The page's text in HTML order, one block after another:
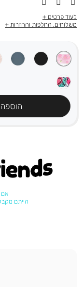
לעוד פרטים
משלוחים, החלפות והחזרות
אם
הייתם מקבלים 5.59 נק'